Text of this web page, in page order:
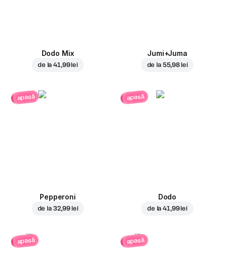
Dodo Mix
de la41,99 lei
Jumi+Juma
de la 55,98 lei
apasă
Pepperoni
de la 32,99 lei
apasă
Dodo
de la41,99 lei
apasă apasă